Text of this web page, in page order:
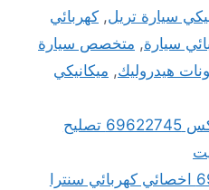
سيارة تريل, كهربائي
سيارة, متخصص سيارة
هيدروليك, ميكانيكي
كراج ميكانيكي سيارة اكس 69622745 تصليح
تصليح سنترا 69622745 اخصائي كهربائي سنترا